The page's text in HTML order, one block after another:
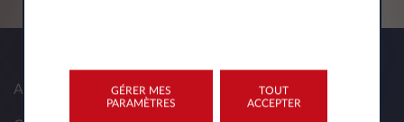
A propos de nous
GÉRER MES
PARAMÈTRES
TOUT
ACCEPTER